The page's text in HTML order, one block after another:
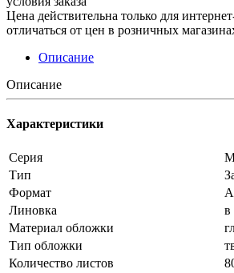
Цена действительна только для
отличаться от цен в розничных
Описание
Описание
Характеристики
Серия
Тип
Формат
Линовка
в
Материал обложки
Тип обложки
Количество листов